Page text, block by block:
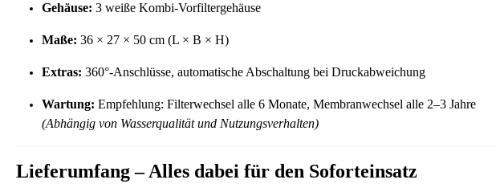
Gehäuse: 3 weiße Kombi-Vorfiltergehäuse
Maße: 36 × 27 × 50 cm (L × B × H)
Extras: 360°-Anschlüsse, automatische Abschaltung bei Druckabweichung
Wartung: Empfehlung: Filterwechsel alle 6 Monate, Membranwechsel alle 2–3 Jahre
(Abhängig von Wasserqualität und Nutzungsverhalten)
Lieferumfang – Alles dabei für den Soforteinsatz